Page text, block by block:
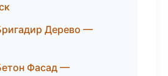
Дерево —
Фасад —